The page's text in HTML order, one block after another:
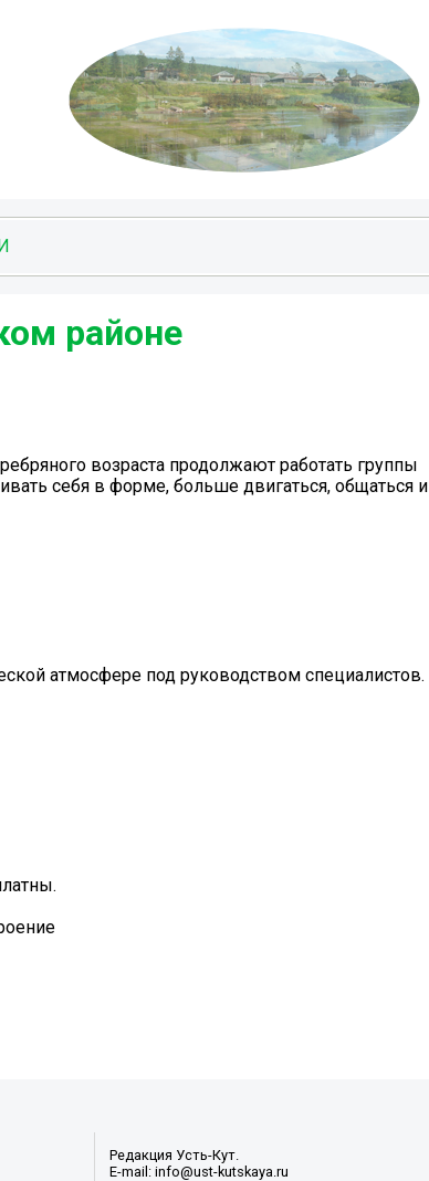
районе
возраста продолжают работать группы
себя в форме, больше двигаться, общаться и
атмосфере под руководством специалистов.
Редакция Усть-Кут.
E-mail: info@ust-kutskaya.ru